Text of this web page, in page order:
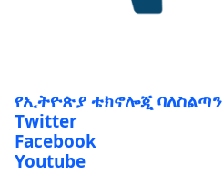
የኢትዮጵያ ቴክኖሎጂ ባለስልጣን
Twitter
Facebook
Youtube